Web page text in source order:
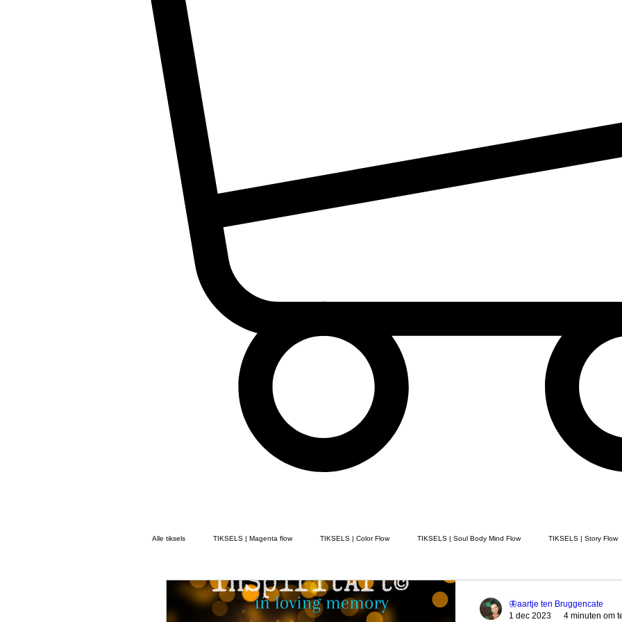
Alle tiksels TIKSELS | Magenta flow TIKSELS | Color Flow TIKSELS | Soul Body Mind Flow TIKSELS | Story Flow
TIKSELS | Gedichten Flow TIKSELS | Poem Flow TIKSELS | Song Flow
🦋aartje ten Bruggencate
1 dec 2023
4 minuten om